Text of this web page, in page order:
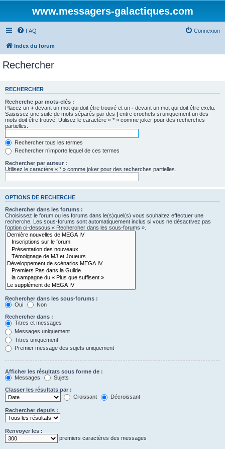
www.messagers-galactiques.com
FAQ Connexion
Index du forum
Rechercher
RECHERCHER
Recherche par mots-clés :
Placez un + devant un mot qui doit être trouvé et un - devant un mot qui doit être exclu.
Saisissez une suite de mots séparés par des | entre crochets si uniquement un des
mots doit être trouvé. Utilisez le caractère « * » comme joker pour des recherches
partielles.
Rechercher tous les termes
Rechercher n’importe lequel de ces termes
Rechercher par auteur :
Utilisez le caractère « * » comme joker pour des recherches partielles.
OPTIONS DE RECHERCHE
Rechercher dans les forums :
Choisissez le forum ou les forums dans le(s)quel(s) vous souhaitez effectuer une
recherche. Les sous-forums sont automatiquement inclus si vous ne désactivez pas
l’option ci-dessous « Rechercher dans les sous-forums ».
Rechercher dans les sous-forums :
Oui
Non
Rechercher dans :
Titres et messages
Messages uniquement
Titres uniquement
Premier message des sujets uniquement
Afficher les résultats sous forme de :
Messages
Sujets
Classer les résultats par :
Croissant
Décroissant
Rechercher depuis :
Renvoyer les :
premiers caractères des messages